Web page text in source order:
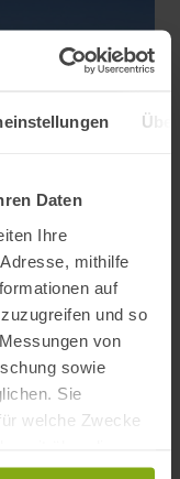
Daten
Ihre
mithilfe
auf
und so
von
sowie
Sie
welche Zwecke
das Privacy